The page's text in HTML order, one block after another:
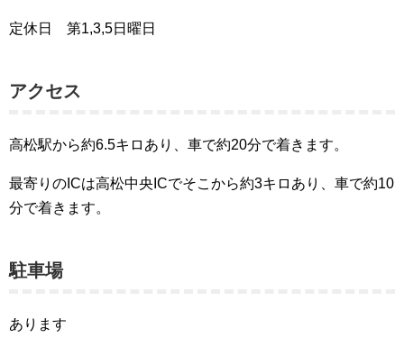
定休日 第1,3,5日曜日
アクセス
高松駅から約6.5キロあり、車で約20分で着きます。
最寄りのICは高松中央ICでそこから約3キロあり、車で約10
分で着きます。
駐車場
あります